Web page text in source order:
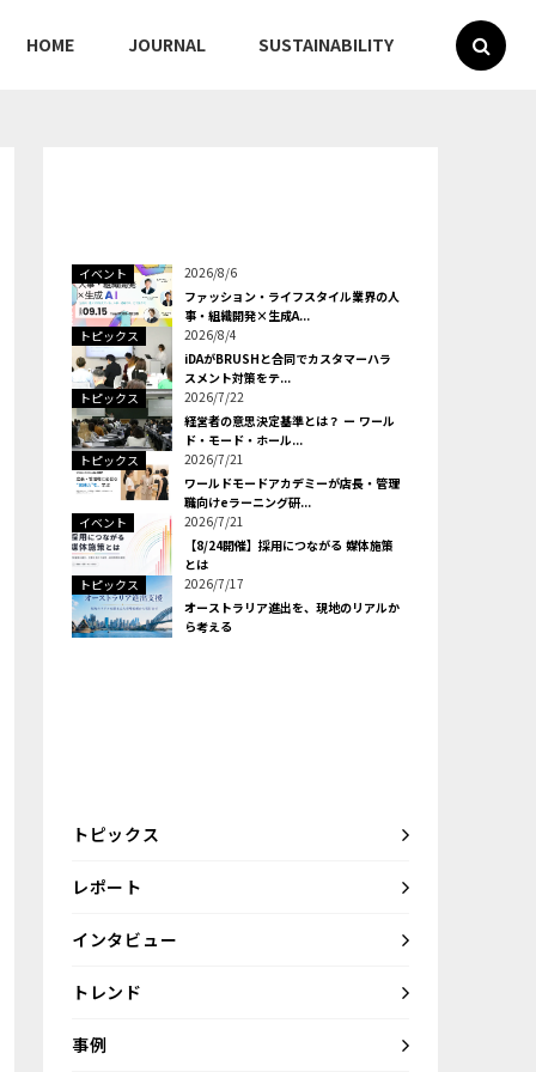
HOME JOURNAL SUSTAINABILITY
イベント
2026/8/6
ファッション・ライフスタイル業界の人
事・組織開発×生成A...
トピックス
2026/8/4
iDAがBRUSHと合同でカスタマーハラ
スメント対策をテ...
トピックス
2026/7/22
経営者の意思決定基準とは？ ー ワール
ド・モード・ホール...
トピックス
2026/7/21
ワールドモードアカデミーが店長・管理
職向けeラーニング研...
イベント
2026/7/21
【8/24開催】採用につながる 媒体施策
とは
トピックス
2026/7/17
オーストラリア進出を、現地のリアルか
ら考える
トピックス
レポート
インタビュー
トレンド
事例